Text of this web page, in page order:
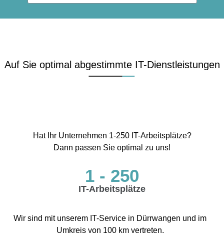
Auf Sie optimal abgestimmte IT-Dienstleistungen
Hat Ihr Unternehmen 1-250 IT-Arbeitsplätze?
Dann passen Sie optimal zu uns!
1 - 250
IT-Arbeitsplätze
Wir sind mit unserem IT-Service in Dürrwangen und im
Umkreis von 100 km vertreten.